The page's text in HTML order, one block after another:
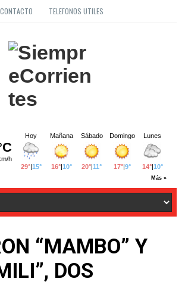
CONTACTO TELEFONOS UTILES
“MAMBO” Y
DOS